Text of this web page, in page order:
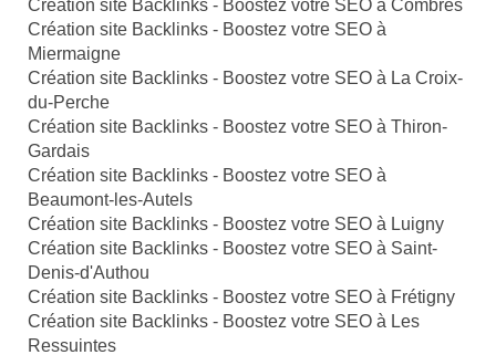
Création site Backlinks - Boostez votre SEO à Combres
Création site Backlinks - Boostez votre SEO à
Miermaigne
Création site Backlinks - Boostez votre SEO à La Croix-
du-Perche
Création site Backlinks - Boostez votre SEO à Thiron-
Gardais
Création site Backlinks - Boostez votre SEO à
Beaumont-les-Autels
Création site Backlinks - Boostez votre SEO à Luigny
Création site Backlinks - Boostez votre SEO à Saint-
Denis-d'Authou
Création site Backlinks - Boostez votre SEO à Frétigny
Création site Backlinks - Boostez votre SEO à Les
Ressuintes